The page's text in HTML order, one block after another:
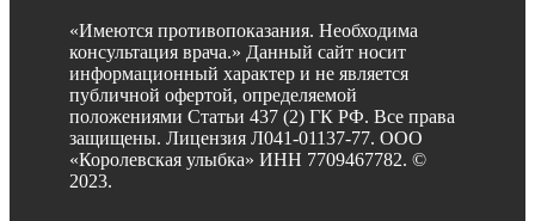
«Имеются противопоказания. Необходима
консультация врача.» Данный сайт носит
информационный характер и не является
публичной офертой, определяемой
положениями Статьи 437 (2) ГК РФ. Все права
защищены. Лицензия Л041-01137-77. ООО
«Королевская улыбка» ИНН 7709467782. ©
2023.